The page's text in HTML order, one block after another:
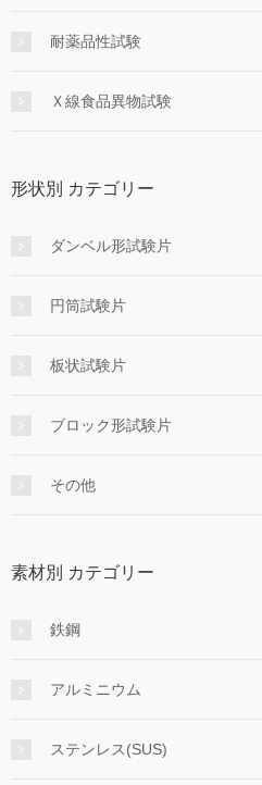
耐薬品性試験
Ｘ線食品異物試験
形状別 カテゴリー
ダンベル形試験片
円筒試験片
板状試験片
ブロック形試験片
その他
素材別 カテゴリー
鉄鋼
アルミニウム
ステンレス(SUS)